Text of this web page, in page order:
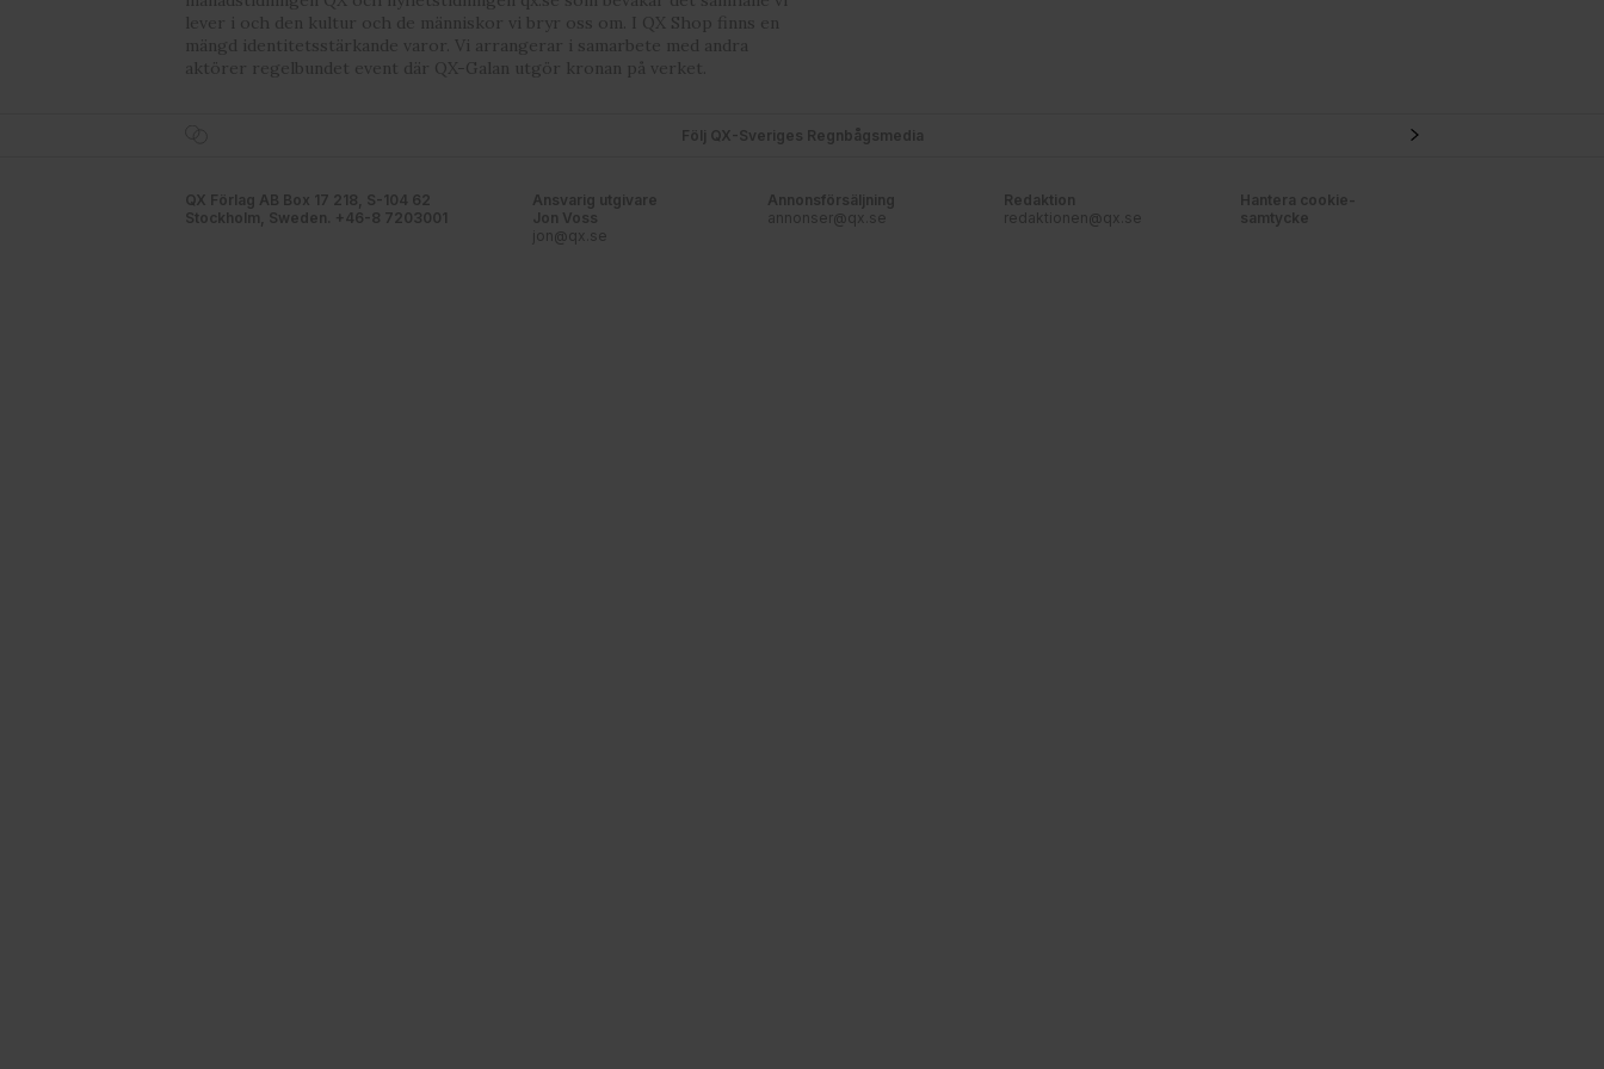
lever i och den kultur och de människor vi bryr oss om. I QX Shop finns en
mängd identitetsstärkande varor. Vi arrangerar i samarbete med andra
aktörer regelbundet event där QX-Galan utgör kronan på verket.
Följ QX-Sveriges Regnbågsmedia
QX Förlag AB Box 17 218, S-104 62
Stockholm, Sweden. +46-8 7203001
Ansvarig utgivare
Jon Voss
jon@qx.se
Annonsförsäljning
annonser@qx.se
Redaktion
redaktionen@qx.se
Hantera cookie-
samtycke